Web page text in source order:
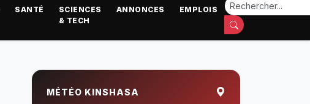
SANTÉ
SCIENCES
& TECH
ANNONCES EMPLOIS
MÉTÉO KINSHASA